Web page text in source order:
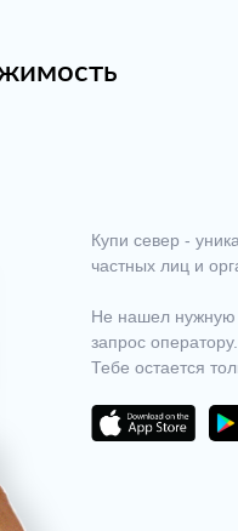
Купи север -
частных лиц и
Не нашел нужную
запрос
Тебе остается